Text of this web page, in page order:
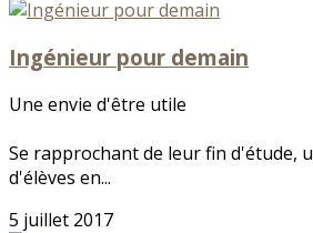
Ingénieur pour demain
Une envie d'être utile
Se rapprochant de leur fin d'étude,
d'élèves en...
5 juillet 2017